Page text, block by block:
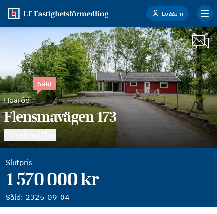
Logga in
Huaröd
Såld
Flensmavägen 173
Slutpris
1 570 000 kr
Såld: 2025-09-04